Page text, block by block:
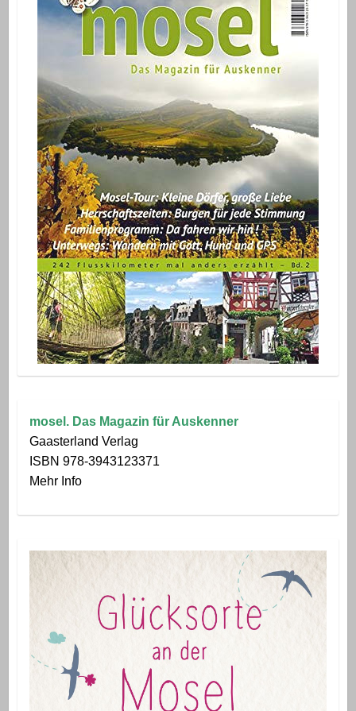
mosel. Das Magazin für Auskenner
Gaasterland Verlag
ISBN 978-3943123371
Mehr Info